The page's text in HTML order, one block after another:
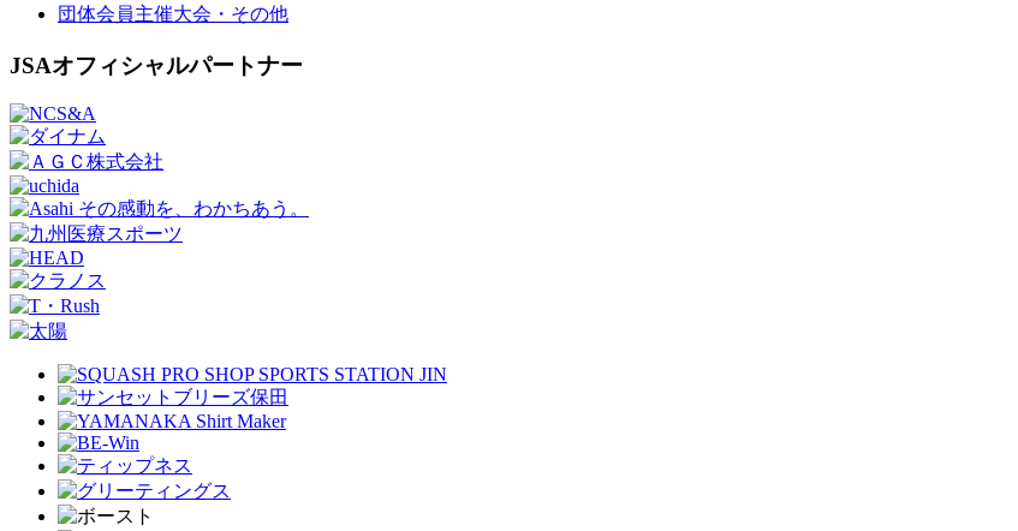
団体会員主催大会・その他
JSAオフィシャルパートナー